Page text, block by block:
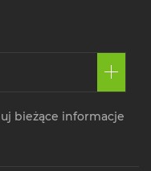
bieżące informacje